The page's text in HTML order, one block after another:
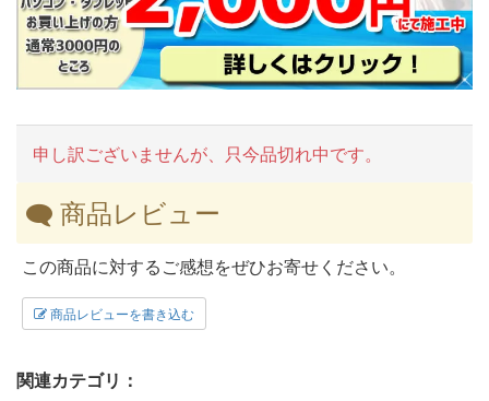
申し訳ございませんが、只今品切れ中です。
商品レビュー
この商品に対するご感想をぜひお寄せください。
商品レビューを書き込む
関連カテゴリ：